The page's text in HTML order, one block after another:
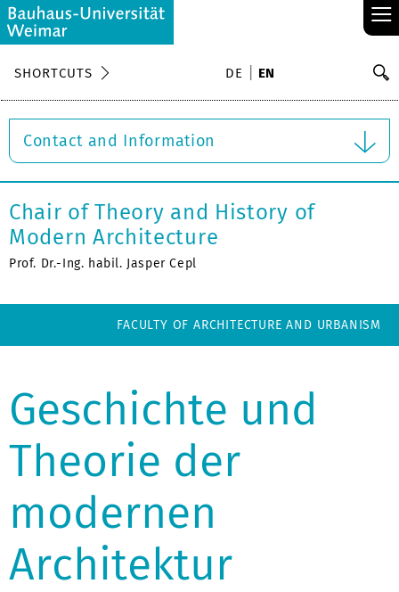
≡
SHORTCUTS DE EN
Contact and Information
Chair of Theory and History of
Modern Architecture
Prof. Dr.-Ing. habil. Jasper Cepl
FACULTY OF ARCHITECTURE AND URBANISM
Geschichte und
Theorie der
modernen
Architektur